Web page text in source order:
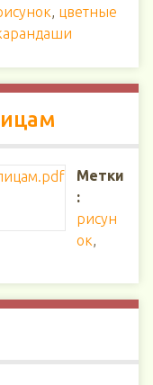
, цветные
Метки
:
рисун
ок,